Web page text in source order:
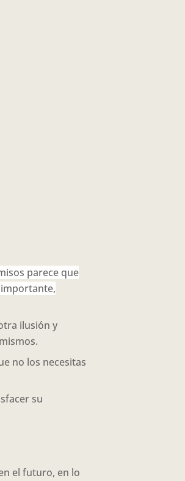
parece que
importante,
ilusión y
no los necesitas
su
el futuro, en lo